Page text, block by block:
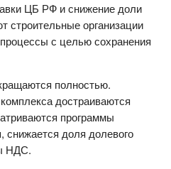
ЦБ РФ и снижение доли
строительные организации
с целью сохранения
полностью.
достраиваются
программы
снижается доля долевого
НДС.